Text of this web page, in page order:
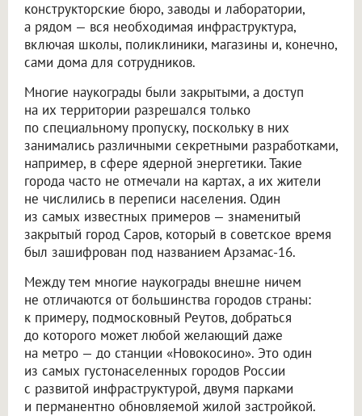
конструкторские бюро, заводы и лаборатории,
а рядом — вся необходимая инфраструктура,
включая школы, поликлиники, магазины и, конечно,
сами дома для сотрудников.
Многие наукограды были закрытыми, а доступ
на их территории разрешался только
по специальному пропуску, поскольку в них
занимались различными секретными разработками,
например, в сфере ядерной энергетики. Такие
города часто не отмечали на картах, а их жители
не числились в переписи населения. Один
из самых известных примеров — знаменитый
закрытый город Саров, который в советское время
был зашифрован под названием Арзамас-16.
Между тем многие наукограды внешне ничем
не отличаются от большинства городов страны:
к примеру, подмосковный Реутов, добраться
до которого может любой желающий даже
на метро — до станции «Новокосино». Это один
из самых густонаселенных городов России
с развитой инфраструктурой, двумя парками
и перманентно обновляемой жилой застройкой.